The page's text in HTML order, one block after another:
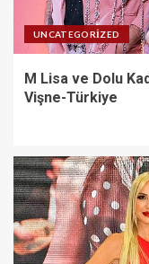
UNCATEGORIZED
M Lisa ve Dolu
Vişne-Türkiye